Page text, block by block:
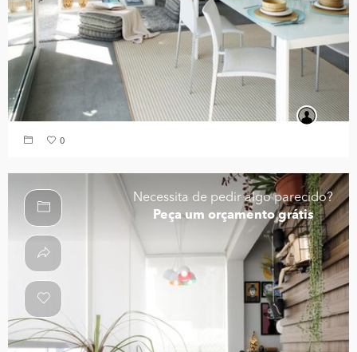
0
Necessita de pedir algo parecido?
Peça um orçamento grátis